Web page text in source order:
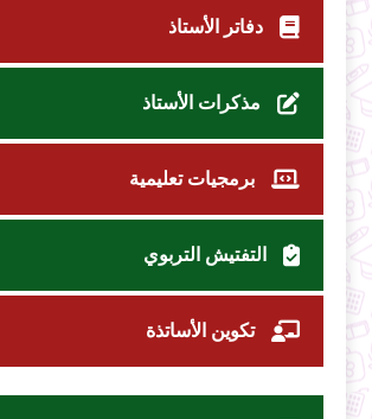
دفاتر الأستاذ
مذكرات الأستاذ
برمجيات تعليمية
التفتيش التربوي
تكوين الأساتذة